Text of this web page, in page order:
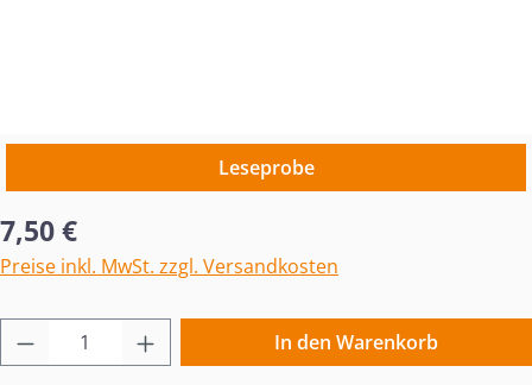
Leseprobe
Regulärer Preis:
7,50 €
Preise inkl. MwSt. zzgl. Versandkosten
Produkt Anzahl: Gib den gewünschten
In den Warenkorb